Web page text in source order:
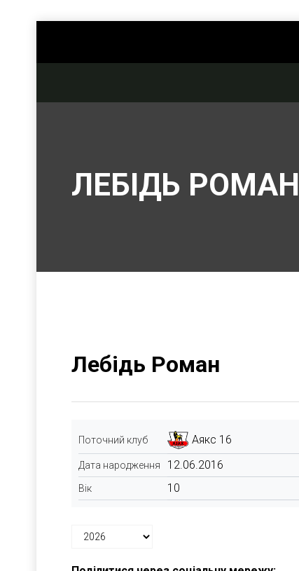
ЛЕБІДЬ РОМАН
Лебідь Роман
Поточний клуб Аякс 16
Дата народження 12.06.2016
Вік 10